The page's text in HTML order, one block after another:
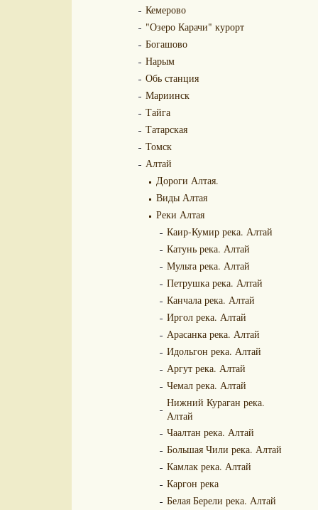
Кемерово
"Озеро Карачи" курорт
Богашово
Нарым
Обь станция
Мариинск
Тайга
Татарская
Томск
Алтай
Дороги Алтая.
Виды Алтая
Реки Алтая
Каир-Кумир река. Алтай
Катунь река. Алтай
Мульта река. Алтай
Петрушка река. Алтай
Канчала река. Алтай
Иргол река. Алтай
Арасанка река. Алтай
Идольгон река. Алтай
Аргут река. Алтай
Чемал река. Алтай
Нижний Кураган река.
Алтай
Чаалтан река. Алтай
Большая Чили река. Алтай
Камлак река. Алтай
Каргон река
Белая Берели река. Алтай